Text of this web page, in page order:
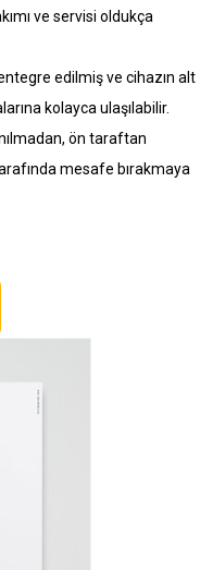
ve servisi oldukça
edilmiş ve cihazın alt
kolayca ulaşılabilir.
ön taraftan
mesafe bırakmaya